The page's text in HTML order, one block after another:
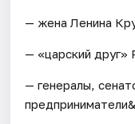
— жена Ленина
— «царский друг»
— генералы,